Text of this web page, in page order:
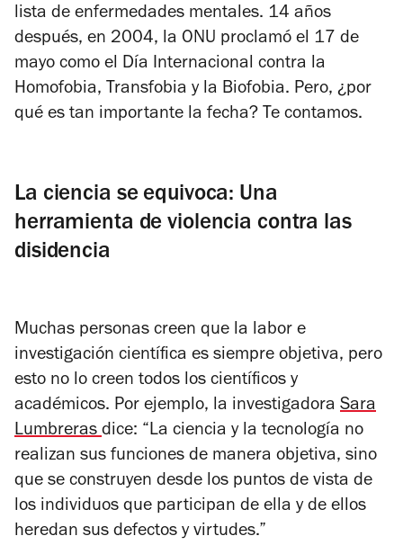
lista de enfermedades mentales. 14 años
después, en 2004, la ONU proclamó el 17 de
mayo como el Día Internacional contra la
Homofobia, Transfobia y la Biofobia. Pero, ¿por
qué es tan importante la fecha? Te contamos.
La ciencia se equivoca: Una
herramienta de violencia contra las
disidencia
Muchas personas creen que la labor e
investigación científica es siempre objetiva, pero
esto no lo creen todos los científicos y
académicos. Por ejemplo, la investigadora Sara
Lumbrerasdice: “La ciencia y la tecnología no
realizan sus funciones de manera objetiva, sino
que se construyen desde los puntos de vista de
los individuos que participan de ella y de ellos
heredan sus defectos y virtudes.”